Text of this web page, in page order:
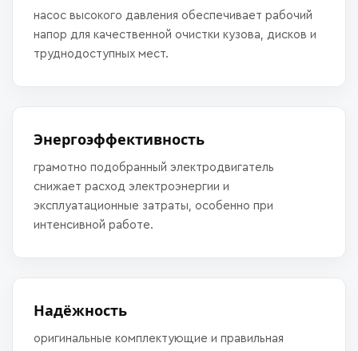
насос высокого давления обеспечивает рабочий
напор для качественной очистки кузова, дисков и
труднодоступных мест.
Энергоэффективность
грамотно подобранный электродвигатель
снижает расход электроэнергии и
эксплуатационные затраты, особенно при
интенсивной работе.
Надёжность
оригинальные комплектующие и правильная